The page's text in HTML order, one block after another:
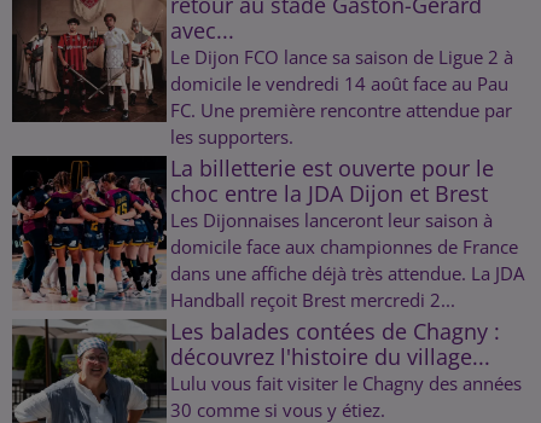
avec...
Le Dijon FCO lance sa saison de Ligue 2 à
domicile le vendredi 14 août face au Pau
FC. Une première rencontre attendue par
les supporters.
La billetterie est ouverte pour le
choc entre la JDA Dijon et Brest
Les Dijonnaises lanceront leur saison à
domicile face aux championnes de France
dans une affiche déjà très attendue. La JDA
Handball reçoit Brest mercredi 2...
Les balades contées de Chagny :
découvrez l'histoire du village...
Lulu vous fait visiter le Chagny des années
30 comme si vous y étiez.